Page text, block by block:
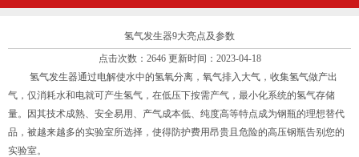
氢气发生器9大亮点及参数
点击次数：2646 更新时间：2023-04-18
氢气发生器通过电解使水中的氢氧分离，氧气排入大气，收集氢气做产出
气，仅消耗水和电就可产生氢气，在低压下按需产气，最小化系统的氢气存储
量。因其技术成熟、安全易用、产气成本低、纯度高等特点成为钢瓶的理想替代
品，被越来越多的实验室所选择，使得防护费用昂贵且危险的高压钢瓶告别您的
实验室。